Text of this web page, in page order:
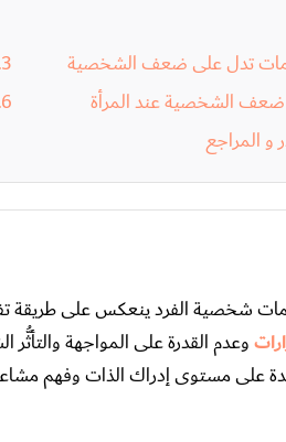
الشخصية عند المرأة
و المراجع
الفرد ينعكس على طريقة
وعدم القدرة على المواجهة والتأثُّر
مستوى إدراك الذات وفهم